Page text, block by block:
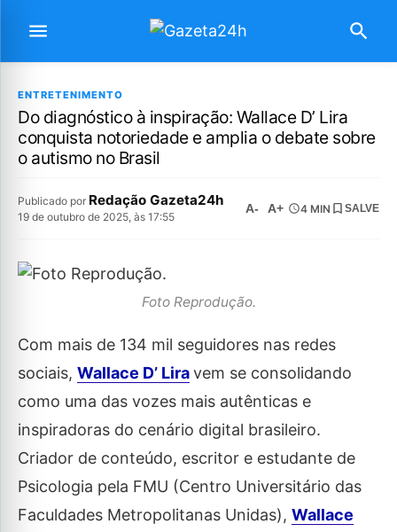
ENTRETENIMENTO
Do diagnóstico à inspiração: Wallace D’ Lira
conquista notoriedade e amplia o debate sobre
o autismo no Brasil
Publicado por Redação Gazeta24h
19 de outubro de 2025, às 17:55
A- A+ 4 MIN SALVE
Foto Reprodução.
Com mais de 134 mil seguidores nas redes
sociais, Wallace D’ Liravem se consolidando
como uma das vozes mais autênticas e
inspiradoras do cenário digital brasileiro.
Criador de conteúdo, escritor e estudante de
Psicologia pela FMU (Centro Universitário das
Faculdades Metropolitanas Unidas), Wallace